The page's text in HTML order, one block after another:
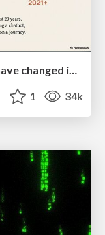
How Software Deployment tools have changed in the past 20 years
1 34k